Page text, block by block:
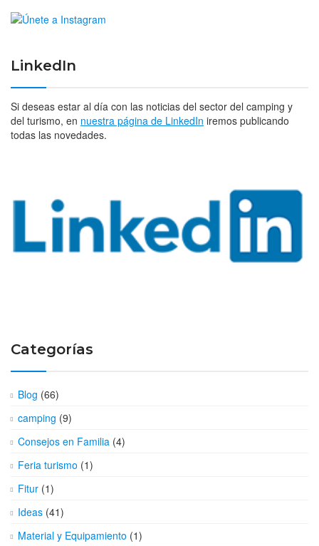
LinkedIn
Si deseas estar al día con las noticias del sector del camping y
del turismo, en nuestra página de LinkedIn iremos publicando
todas las novedades.
Categorías
Blog (66)
camping (9)
Consejos en Familia (4)
Feria turismo (1)
Fitur (1)
Ideas (41)
Material y Equipamiento (1)